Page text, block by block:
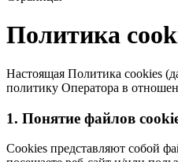
Политика
Настоящая Политика cookies
политику Оператора в
1. Понятие файлов
Сookies представляют собой